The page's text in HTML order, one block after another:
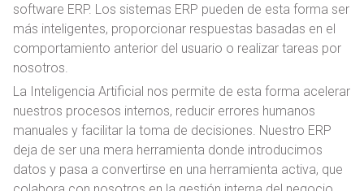
software ERP. Los sistemas ERP pueden de esta forma ser
más inteligentes, proporcionar respuestas basadas en el
comportamiento anterior del usuario o realizar tareas por
nosotros.
La Inteligencia Artificial nos permite de esta forma acelerar
nuestros procesos internos, reducir errores humanos
manuales y facilitar la toma de decisiones. Nuestro ERP
deja de ser una mera herramienta donde introducimos
datos y pasa a convertirse en una herramienta activa, que